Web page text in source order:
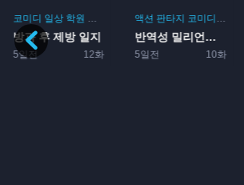
코미디 일상 학원 드라마 부활동
방과 후 제방 일지
5일전 12화
액션 판타지 코미디 모험
반역성 밀리언아서
5일전 10화